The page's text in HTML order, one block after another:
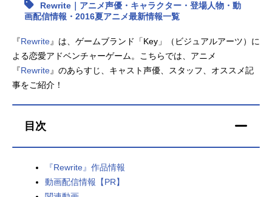
アニメ映画一覧 実写化映画一覧
春アニメ 夏アニメ
秋アニメ
Rewrite｜アニメ声優・キャラクター・登場人物・動
画配信情報・2016夏アニメ最新情報一覧
『Rewrite』は、ゲームブランド「Key」（ビジュアルアーツ）に
よる恋愛アドベンチャーゲーム。こちらでは、アニメ
『Rewrite』のあらすじ、キャスト声優、スタッフ、オススメ記
事をご紹介！
目次
『Rewrite』作品情報
動画配信情報【PR】